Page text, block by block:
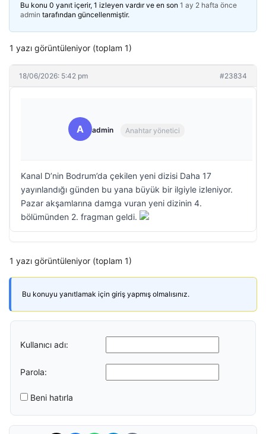
Bu konu 0 yanıt içerir, 1 izleyen vardır ve en son 1 ay 2 hafta önce
admin tarafından güncellenmiştir.
1 yazı görüntüleniyor (toplam 1)
18/06/2026: 5:42 pm #23834
A admin Anahtar yönetici
Kanal D’nin Bodrum’da çekilen yeni dizisi Daha 17
yayınlandığı günden bu yana büyük bir ilgiyle izleniyor.
Pazar akşamlarına damga vuran yeni dizinin 4.
bölümünden 2. fragman geldi.
1 yazı görüntüleniyor (toplam 1)
Bu konuyu yanıtlamak için giriş yapmış olmalısınız.
Kullanıcı adı:
Parola:
Beni hatırla